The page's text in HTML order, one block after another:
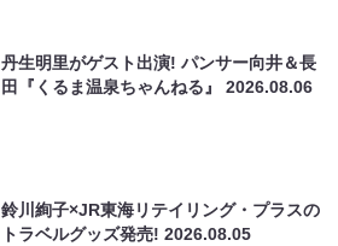
丹生明里がゲスト出演! パンサー向井＆長
田『くるま温泉ちゃんねる』2026.08.06
鈴川絢子×JR東海リテイリング・プラスの
トラベルグッズ発売!2026.08.05